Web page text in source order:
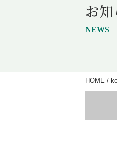
お
NEWS
HOME /